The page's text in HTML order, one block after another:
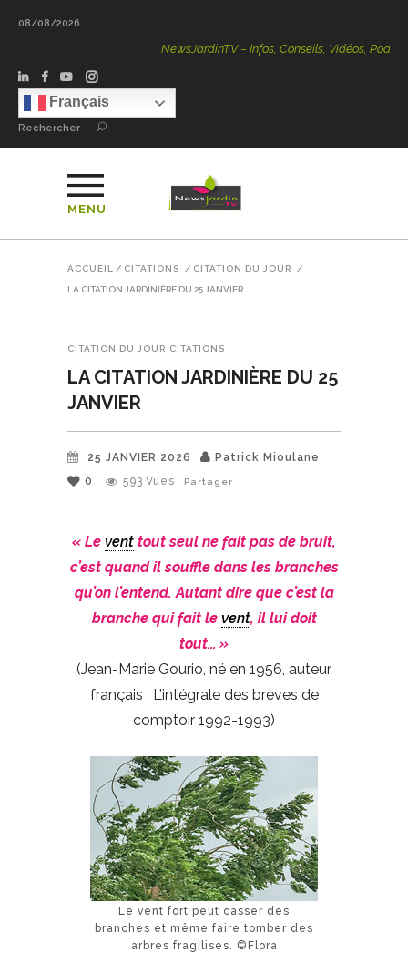
08/08/2026
NewsJardinTV – Infos, Conseils, Vidéos, Podcasts – 100
Français
Rechercher
MENU
ACCUEIL / CITATIONS / CITATION DU JOUR /
LA CITATION JARDINIÈRE DU 25 JANVIER
CITATION DU JOUR CITATIONS
LA CITATION JARDINIÈRE DU 25
JANVIER
25 JANVIER 2026
Patrick Mioulane
0
593 Vues Partager
« Le vent tout seul ne fait pas de bruit,
c’est quand il souffle dans les branches
qu’on l’entend. Autant dire que c’est la
branche qui fait le vent, il lui doit
tout… »
(Jean-Marie Gourio, né en 1956, auteur
français ; L’intégrale des brèves de
comptoir 1992-1993)
Le vent fort peut casser des
branches et même faire tomber des
arbres fragilisés. ©Flora